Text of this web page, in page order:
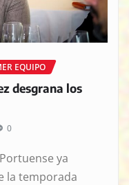
EQUIPO
desgrana los
0
ya
la temporada